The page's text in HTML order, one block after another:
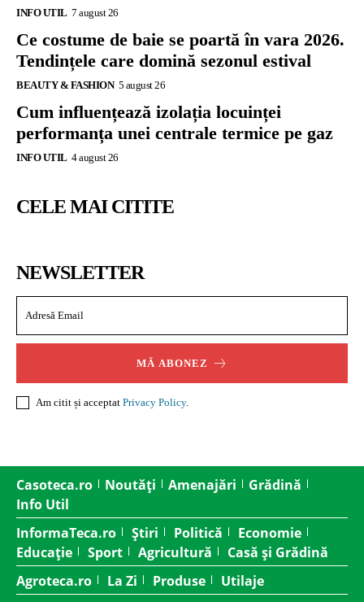
INFO UTIL 7 august 26
Ce costume de baie se poartă în vara 2026.
Tendințele care domină sezonul estival
BEAUTY & FASHION 5 august 26
Cum influențează izolația locuinței
performanța unei centrale termice pe gaz
INFO UTIL 4 august 26
CELE MAI CITITE
NEWSLETTER
MĂ ABONEZ
Am citit și acceptat Privacy Policy.
Casoteca.ro Noutăți Amenajări
Grădină
Info Util
InformaTeca.ro
Știri Politică
Economie
Educație
Sport Agricultură
Casă și Grădină
Agroteca.ro
La Zi Produse
Utilaje